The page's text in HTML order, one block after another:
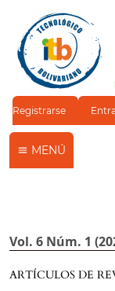
Registrarse
MENÚ
Vol. 6 Núm. 1
ARTÍCULOS DE